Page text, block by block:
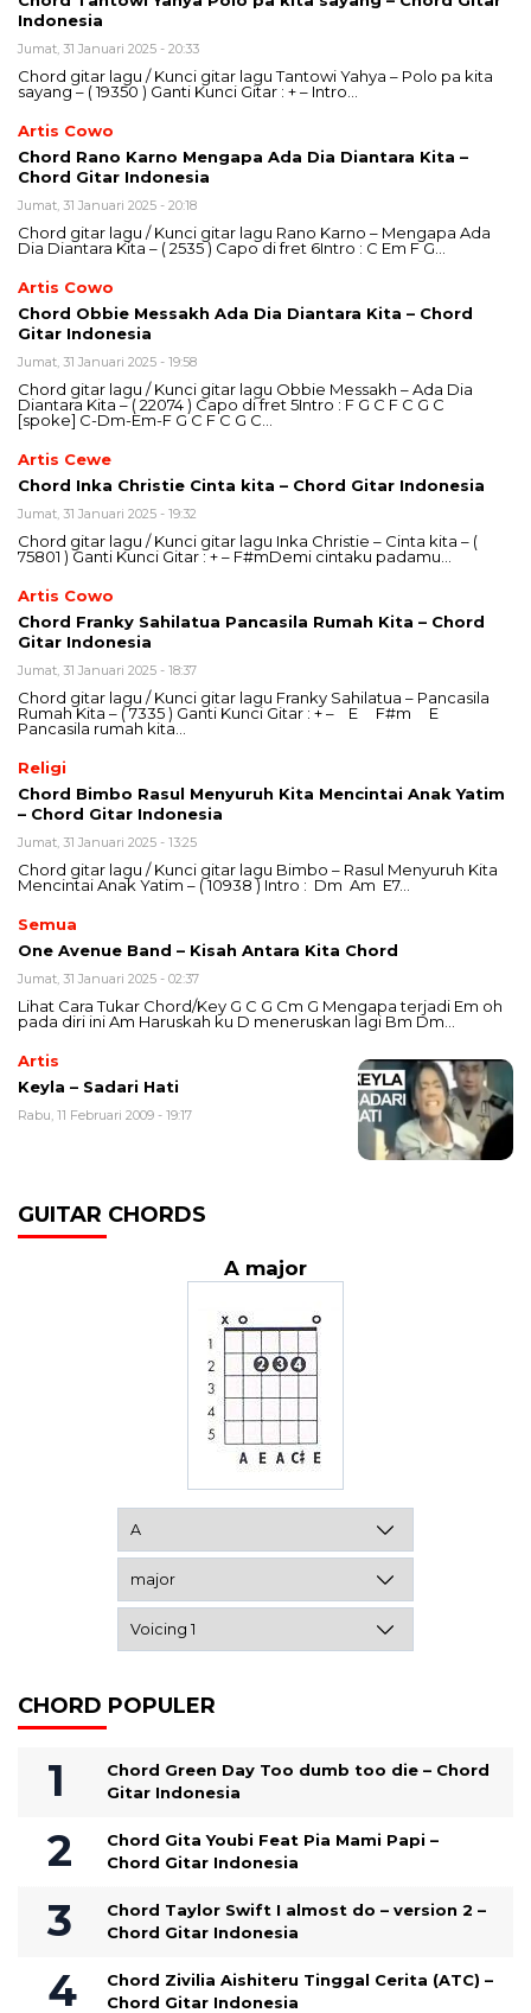
Indonesia
Jumat, 31 Januari 2025 - 20:33
Chord gitar lagu / Kunci gitar lagu Tantowi Yahya – Polo pa kita
sayang – ( 19350 ) Ganti Kunci Gitar : + – Intro…
Artis Cowo
Chord Rano Karno Mengapa Ada Dia Diantara Kita –
Chord Gitar Indonesia
Jumat, 31 Januari 2025 - 20:18
Chord gitar lagu / Kunci gitar lagu Rano Karno – Mengapa Ada
Dia Diantara Kita – ( 2535 ) Capo di fret 6Intro : C Em F G…
Artis Cowo
Chord Obbie Messakh Ada Dia Diantara Kita – Chord
Gitar Indonesia
Jumat, 31 Januari 2025 - 19:58
Chord gitar lagu / Kunci gitar lagu Obbie Messakh – Ada Dia
Diantara Kita – ( 22074 ) Capo di fret 5Intro : F G C F C G C
[spoke] C-Dm-Em-F G C F C G C…
Artis Cewe
Chord Inka Christie Cinta kita – Chord Gitar Indonesia
Jumat, 31 Januari 2025 - 19:32
Chord gitar lagu / Kunci gitar lagu Inka Christie – Cinta kita – (
75801 ) Ganti Kunci Gitar : + – F#mDemi cintaku padamu…
Artis Cowo
Chord Franky Sahilatua Pancasila Rumah Kita – Chord
Gitar Indonesia
Jumat, 31 Januari 2025 - 18:37
Chord gitar lagu / Kunci gitar lagu Franky Sahilatua – Pancasila
Rumah Kita – ( 7335 ) Ganti Kunci Gitar : + – E F#m E
Pancasila rumah kita…
Religi
Chord Bimbo Rasul Menyuruh Kita Mencintai Anak Yatim
– Chord Gitar Indonesia
Jumat, 31 Januari 2025 - 13:25
Chord gitar lagu / Kunci gitar lagu Bimbo – Rasul Menyuruh Kita
Mencintai Anak Yatim – ( 10938 ) Intro : Dm Am E7…
Semua
One Avenue Band – Kisah Antara Kita Chord
Jumat, 31 Januari 2025 - 02:37
Lihat Cara Tukar Chord/Key G C G Cm G Mengapa terjadi Em oh
pada diri ini Am Haruskah ku D meneruskan lagi Bm Dm…
Artis
Keyla – Sadari Hati
Rabu, 11 Februari 2009 - 19:17
GUITAR CHORDS
A major
CHORD POPULER
Chord Green Day Too dumb too die – Chord
Gitar Indonesia
Chord Gita Youbi Feat Pia Mami Papi –
Chord Gitar Indonesia
Chord Taylor Swift I almost do – version 2 –
Chord Gitar Indonesia
Chord Zivilia Aishiteru Tinggal Cerita (ATC) –
Chord Gitar Indonesia